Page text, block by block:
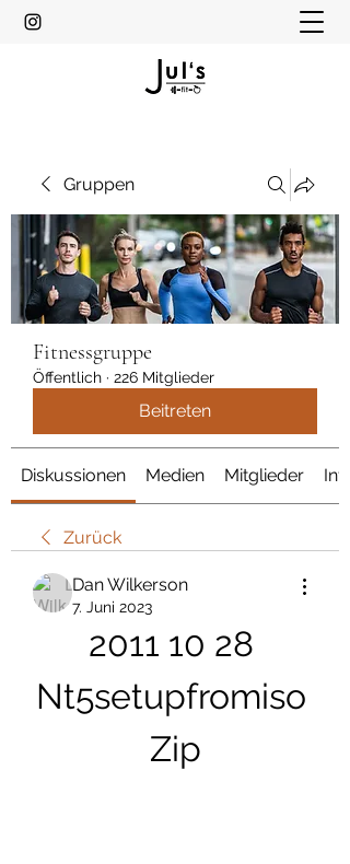
Gruppen
Fitnessgruppe
Öffentlich · 226 Mitglieder
Beitreten
Diskussionen Medien Mitglieder Info
Zurück
Dan Wilkerson
7. Juni 2023
2011 10 28
Nt5setupfromiso
Zip